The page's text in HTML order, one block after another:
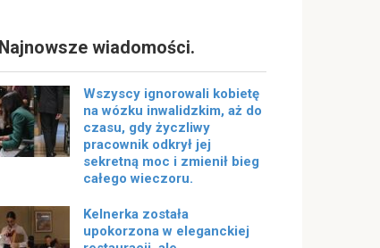
Najnowsze wiadomości.
Wszyscy ignorowali kobietę
na wózku inwalidzkim, aż do
czasu, gdy życzliwy
pracownik odkrył jej
sekretną moc i zmienił bieg
całego wieczoru.
Kelnerka została
upokorzona w eleganckiej